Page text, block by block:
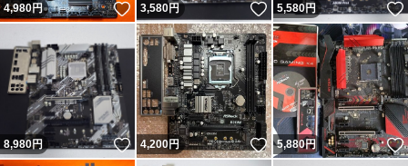
4,980円 いいね！
3,580円 いいね！
5,580円
8,980円 いいね！
4,200円 いいね！
5,880円